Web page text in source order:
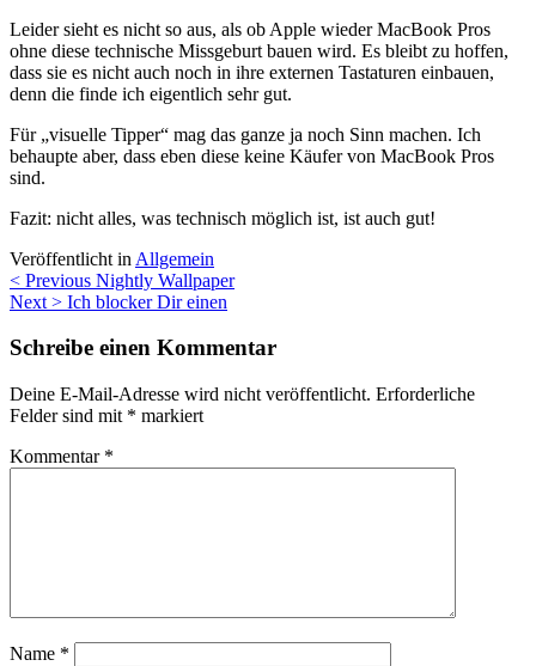
Leider sieht es nicht so aus, als ob Apple wieder MacBook Pros
ohne diese technische Missgeburt bauen wird. Es bleibt zu hoffen,
dass sie es nicht auch noch in ihre externen Tastaturen einbauen,
denn die finde ich eigentlich sehr gut.
Für „visuelle Tipper“ mag das ganze ja noch Sinn machen. Ich
behaupte aber, dass eben diese keine Käufer von MacBook Pros
sind.
Fazit: nicht alles, was technisch möglich ist, ist auch gut!
Veröffentlicht in Allgemein
Beitragsnavigation
< Previous Nightly Wallpaper
Next > Ich blocker Dir einen
Schreibe einen Kommentar
Deine E-Mail-Adresse wird nicht veröffentlicht. Erforderliche
Felder sind mit * markiert
Kommentar *
Name *